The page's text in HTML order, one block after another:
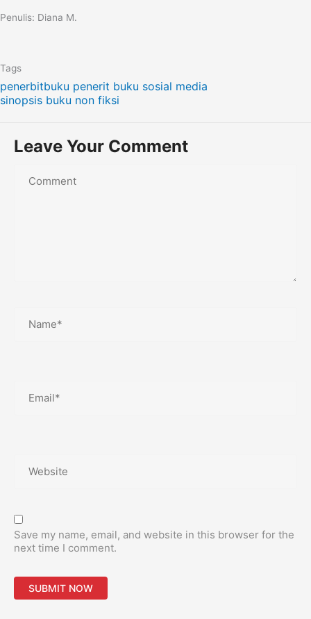
Penulis: Diana M.
Tags
penerbitbuku penerit buku sosial media
sinopsis buku non fiksi
Leave Your Comment
Save my name, email, and website in this browser for the
next time I comment.